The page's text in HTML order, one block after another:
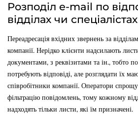
Розподіл e-mail по
відділах чи спеціалістах
Переадресація вхідних звернень за
компанії. Нерідко клієнти надсилають
документами, з реквізитами та ін., тобто
потребують відповіді, але розглядати їх
співробітники компанії. Оператори
фільтрацію повідомлень, тому кожному
надходять тільки листи, які їм призначені.